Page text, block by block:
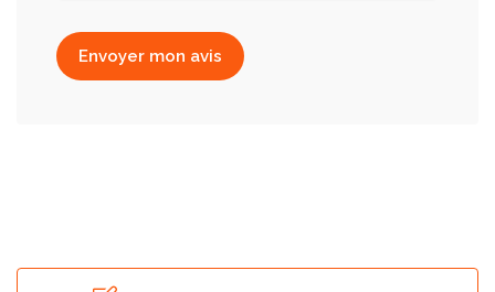
Envoyer mon avis